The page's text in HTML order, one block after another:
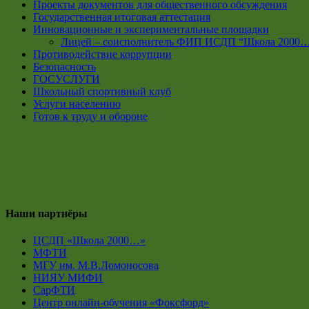
Проекты документов для общественного обсуждения
Государственная итоговая аттестация
Инновационные и экспериментальные площадки
Лицей – соисполнитель ФИП ИСДП “Школа
Противодействие коррупции
Безопасность
ГОСУСЛУГИ
Школьный спортивный клуб
Услуги населению
Готов к труду и обороне
Наши партнёры
ЦСДП «Школа 2000…»
МФТИ
МГУ им. М.В.Ломоносова
НИЯУ МИФИ
СарФТИ
Центр онлайн-обучения «Фоксфорд»